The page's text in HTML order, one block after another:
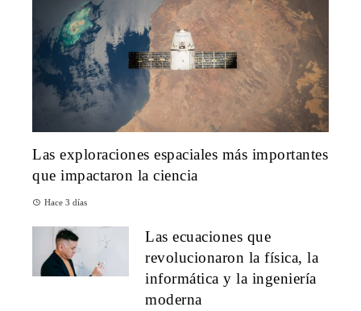
Las exploraciones espaciales más importantes
que impactaron la ciencia
Hace 3 días
Las ecuaciones que
revolucionaron la física, la
informática y la ingeniería
moderna